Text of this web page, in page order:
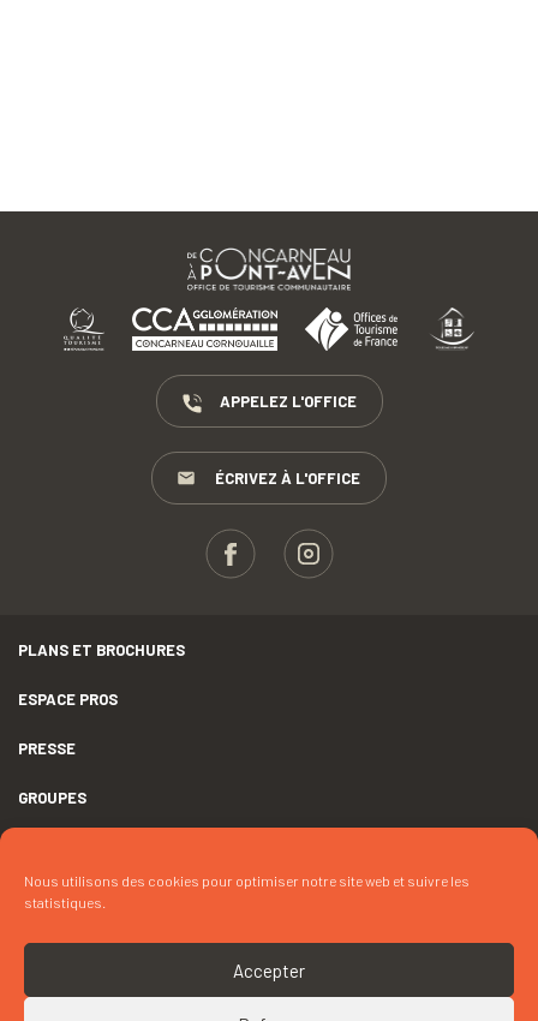
Nous utilisons des cookies pour optimiser notre site web et suivre les
statistiques.
Accepter
APPELEZ L'OFFICE
ÉCRIVEZ À L'OFFICE
PLANS ET BROCHURES
ESPACE PROS
PRESSE
GROUPES
DÉCLARATION D’ACCESSIBILITÉ
CRÉDITS
COOKIES